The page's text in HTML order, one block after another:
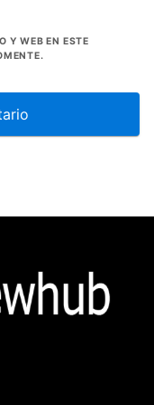
Y WEB EN ESTE